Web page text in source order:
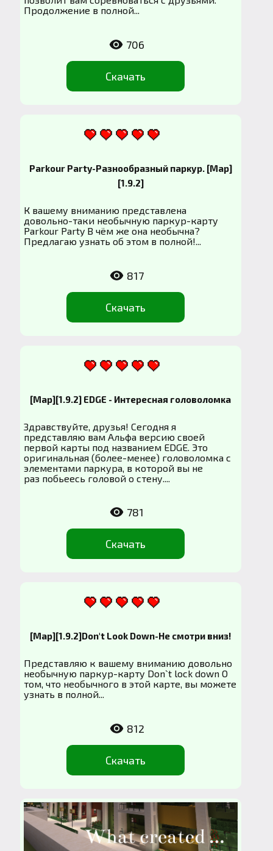
Продолжение в полной...
Скачать
706
Parkour Party-Разнообразный паркур. [Map]
[1.9.2]
К вашему вниманию представлена
довольно-таки необычную паркур-карту
Parkour Party В чём же она необычна?
Предлагаю узнать об этом в полной!...
Скачать
817
[Map][1.9.2] EDGE - Интересная головоломка
Здравствуйте, друзья! Сегодня я
представляю вам Альфа версию своей
первой карты под названием EDGE. Это
оригинальная (более-менее) головоломка с
элементами паркура, в которой вы не
раз побьеесь головой о стену....
Скачать
781
[Map][1.9.2]Don't Look Down-Не смотри вниз!
Представляю к вашему вниманию довольно
необычную паркур-карту Don`t lock down О
том, что необычного в этой карте, вы можете
узнать в полной...
Скачать
812